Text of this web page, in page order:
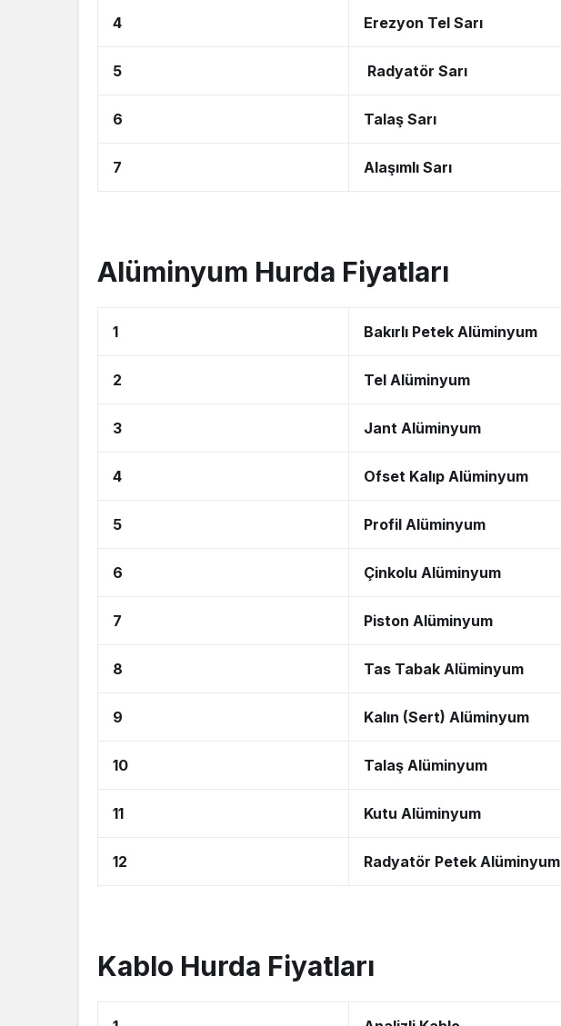
4 Erezyon Tel Sarı
5 Radyatör Sarı
6 Talaş Sarı
7 Alaşımlı Sarı
Alüminyum Hurda Fiyatları
1 Bakırlı Petek Alüminyum
2 Tel Alüminyum
3 Jant Alüminyum
4 Ofset Kalıp Alüminyum
5 Profil Alüminyum
6 Çinkolu Alüminyum
7 Piston Alüminyum
8 Tas Tabak Alüminyum
9 Kalın (Sert) Alüminyum
10 Talaş Alüminyum
11 Kutu Alüminyum
12 Radyatör Petek Alüminyum
Kablo Hurda Fiyatları